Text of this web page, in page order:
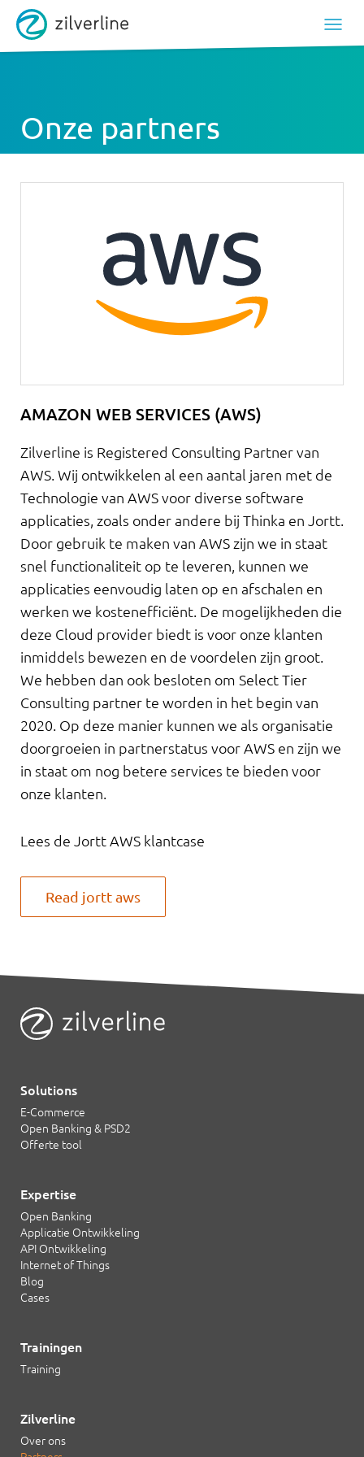
Onze partners
AMAZON WEB SERVICES (AWS)
Zilverline is Registered Consulting Partner van
AWS. Wij ontwikkelen al een aantal jaren met de
Technologie van AWS voor diverse software
applicaties, zoals onder andere bij Thinka en Jortt.
Door gebruik te maken van AWS zijn we in staat
snel functionaliteit op te leveren, kunnen we
applicaties eenvoudig laten op en afschalen en
werken we kostenefficiënt. De mogelijkheden die
deze Cloud provider biedt is voor onze klanten
inmiddels bewezen en de voordelen zijn groot.
We hebben dan ook besloten om Select Tier
Consulting partner te worden in het begin van
2020. Op deze manier kunnen we als organisatie
doorgroeien in partnerstatus voor AWS en zijn we
in staat om nog betere services te bieden voor
onze klanten.
Lees de Jortt AWS klantcase
Read jortt aws
Solutions
E-Commerce
Open Banking & PSD2
Offerte tool
Expertise
Open Banking
Applicatie Ontwikkeling
API Ontwikkeling
Internet of Things
Blog
Cases
Trainingen
Training
Zilverline
Over ons